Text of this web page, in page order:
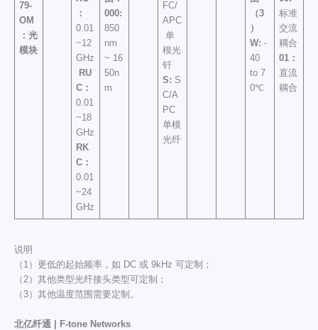
79-
OM
：光
模块
：
0.01
~12
GHz
RU
C：
0.01
~18
GHz
RK
C ：
0.01
~24
GHz
000:
850
nm
~ 16
50n
m
FC/
APC
单
模光
钎
S: S
C/A
PC
单模
光纤
（3
）
W: -
40
to 7
0℃
标准
交流
耦合
01：
直流
耦合
说明
（1）更低的起始频率，如 DC 或 9kHz 可定制；
（2）其他类型光纤接头类型可定制；
（3）其他温度范围需要定制。
北亿纤通 | F-tone Networks